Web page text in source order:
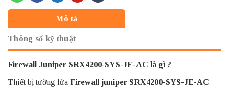
Mô tả
Thông số kỹ thuật
Firewall Juniper SRX4200-SYS-JE-AC là gì ?
Thiết bị tường lửa Firewall juniper SRX4200-SYS-JE-AC